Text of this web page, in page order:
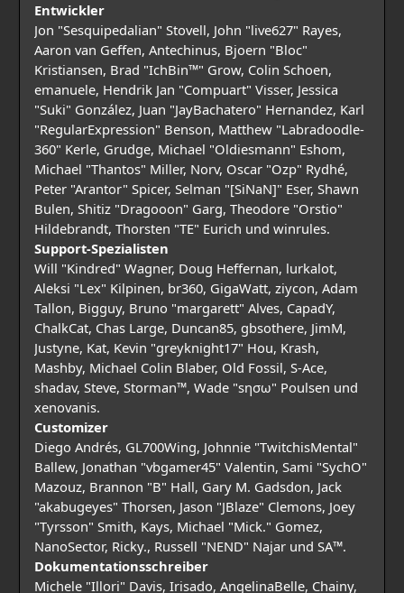
Entwickler
Jon "Sesquipedalian" Stovell, John "live627" Rayes,
Aaron van Geffen, Antechinus, Bjoern "Bloc"
Kristiansen, Brad "IchBin™" Grow, Colin Schoen,
emanuele, Hendrik Jan "Compuart" Visser, Jessica
"Suki" González, Juan "JayBachatero" Hernandez, Karl
"RegularExpression" Benson, Matthew "Labradoodle-
360" Kerle, Grudge, Michael "Oldiesmann" Eshom,
Michael "Thantos" Miller, Norv, Oscar "Ozp" Rydhé,
Peter "Arantor" Spicer, Selman "[SiNaN]" Eser, Shawn
Bulen, Shitiz "Dragooon" Garg, Theodore "Orstio"
Hildebrandt, Thorsten "TE" Eurich und winrules.
Support-Spezialisten
Will "Kindred" Wagner, Doug Heffernan, lurkalot,
Aleksi "Lex" Kilpinen, br360, GigaWatt, ziycon, Adam
Tallon, Bigguy, Bruno "margarett" Alves, CapadY,
ChalkCat, Chas Large, Duncan85, gbsothere, JimM,
Justyne, Kat, Kevin "greyknight17" Hou, Krash,
Mashby, Michael Colin Blaber, Old Fossil, S-Ace,
shadav, Steve, Storman™, Wade "sησω" Poulsen und
xenovanis.
Customizer
Diego Andrés, GL700Wing, Johnnie "TwitchisMental"
Ballew, Jonathan "vbgamer45" Valentin, Sami "SychO"
Mazouz, Brannon "B" Hall, Gary M. Gadsdon, Jack
"akabugeyes" Thorsen, Jason "JBlaze" Clemons, Joey
"Tyrsson" Smith, Kays, Michael "Mick." Gomez,
NanoSector, Ricky., Russell "NEND" Najar und SA™.
Dokumentationsschreiber
Michele "Illori" Davis, Irisado, AngelinaBelle, Chainy,